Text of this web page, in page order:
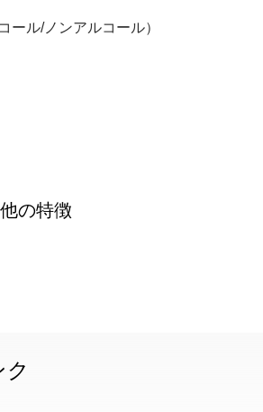
ール/ノンアルコール）
の特徴